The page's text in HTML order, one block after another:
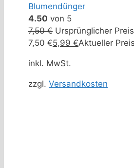
Blumendünger
4.50 von 5
7,50€ Ursprünglicher
7,50 €5,99 €Aktueller
inkl. MwSt.
zzgl. Versandkosten